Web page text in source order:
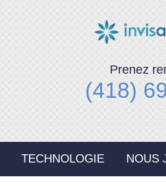
Prenez
(418)
TECHNOLOGIE NOUS